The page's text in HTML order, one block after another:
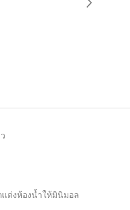
ต่งห้องน้ำให้มินิมอล